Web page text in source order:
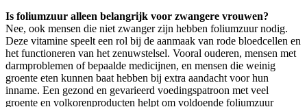
Is foliumzuur alleen belangrijk voor zwangere vrouwen?
Nee, ook mensen die niet zwanger zijn hebben foliumzuur nodig.
Deze vitamine speelt een rol bij de aanmaak van rode bloedcellen en
het functioneren van het zenuwstelsel. Vooral ouderen, mensen met
darmproblemen of bepaalde medicijnen, en mensen die weinig
groente eten kunnen baat hebben bij extra aandacht voor hun
inname. Een gezond en gevarieerd voedingspatroon met veel
groente en volkorenproducten helpt om voldoende foliumzuur